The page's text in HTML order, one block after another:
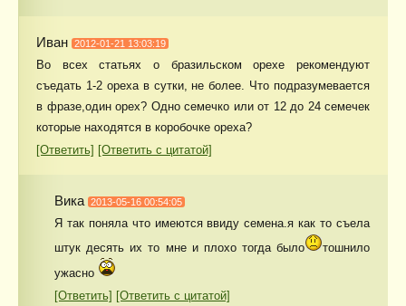
Иван 2012-01-21 13:03:19
Во всех статьях о бразильском орехе рекомендуют
съедать 1-2 ореха в сутки, не более. Что подразумевается
в фразе,один орех? Одно семечко или от 12 до 24 семечек
которые находятся в коробочке ореха?
[Ответить] [Ответить с цитатой]
Вика 2013-05-16 00:54:05
Я так поняла что имеются ввиду семена.я как то съела
штук десять их то мне и плохо тогда было
тошнило
ужасно
[Ответить] [Ответить с цитатой]